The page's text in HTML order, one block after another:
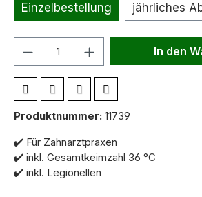
Einzelbestellung
jährliches
In den
Produktnummer: 11739
✔️ Für Zahnarztpraxen
✔️ inkl. Gesamtkeimzahl 36 °C
✔️ inkl. Legionellen